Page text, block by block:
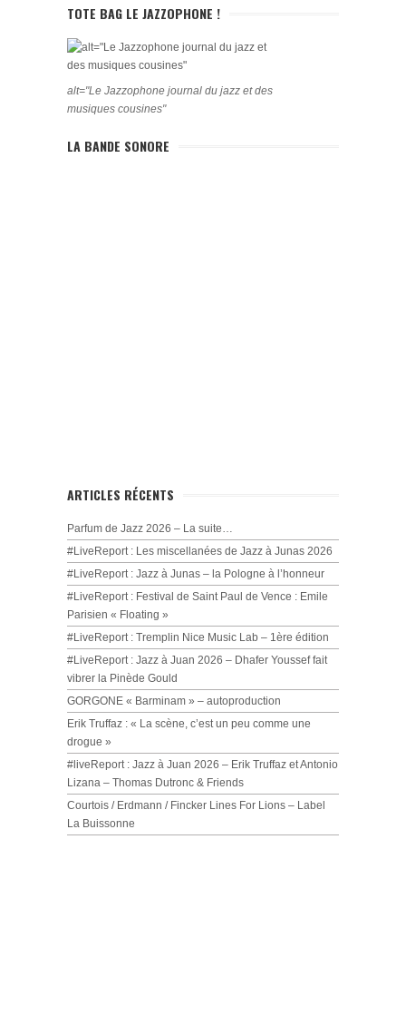
TOTE BAG LE JAZZOPHONE !
alt="Le Jazzophone journal du jazz et des
musiques cousines"
LA BANDE SONORE
ARTICLES RÉCENTS
Parfum de Jazz 2026 – La suite…
#LiveReport : Les miscellanées de Jazz à Junas 2026
#LiveReport : Jazz à Junas – la Pologne à l’honneur
#LiveReport : Festival de Saint Paul de Vence : Emile
Parisien « Floating »
#LiveReport : Tremplin Nice Music Lab – 1ère édition
#LiveReport : Jazz à Juan 2026 – Dhafer Youssef fait
vibrer la Pinède Gould
GORGONE « Barminam » – autoproduction
Erik Truffaz : « La scène, c’est un peu comme une
drogue »
#liveReport : Jazz à Juan 2026 – Erik Truffaz et Antonio
Lizana – Thomas Dutronc & Friends
Courtois / Erdmann / Fincker Lines For Lions – Label
La Buissonne